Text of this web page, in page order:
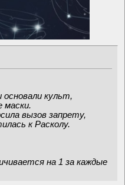
культ,
маски.
вызов запрету,
к Расколу.
на 1 за каждые